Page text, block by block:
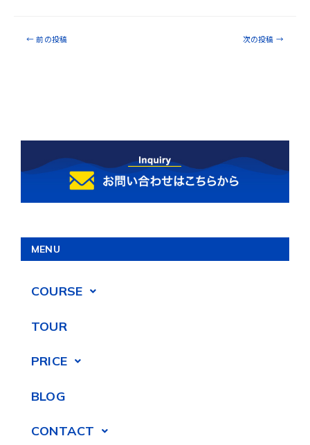
← 前の投稿 次の投稿 →
MENU
COURSE
TOUR
PRICE
BLOG
CONTACT